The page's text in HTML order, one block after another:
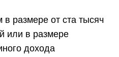
размере от ста тысяч
или в размере
дохода